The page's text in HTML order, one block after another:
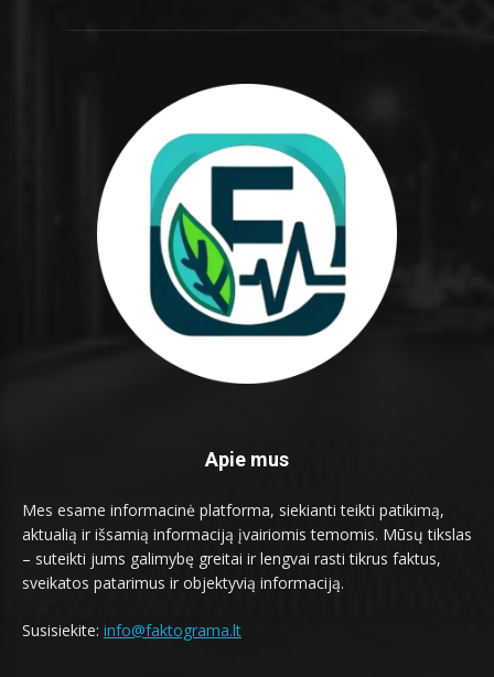
Apie mus
Mes esame informacinė platforma, siekianti teikti patikimą,
aktualią ir išsamią informaciją įvairiomis temomis. Mūsų tikslas
– suteikti jums galimybę greitai ir lengvai rasti tikrus faktus,
sveikatos patarimus ir objektyvią informaciją.
Susisiekite: info@faktograma.lt